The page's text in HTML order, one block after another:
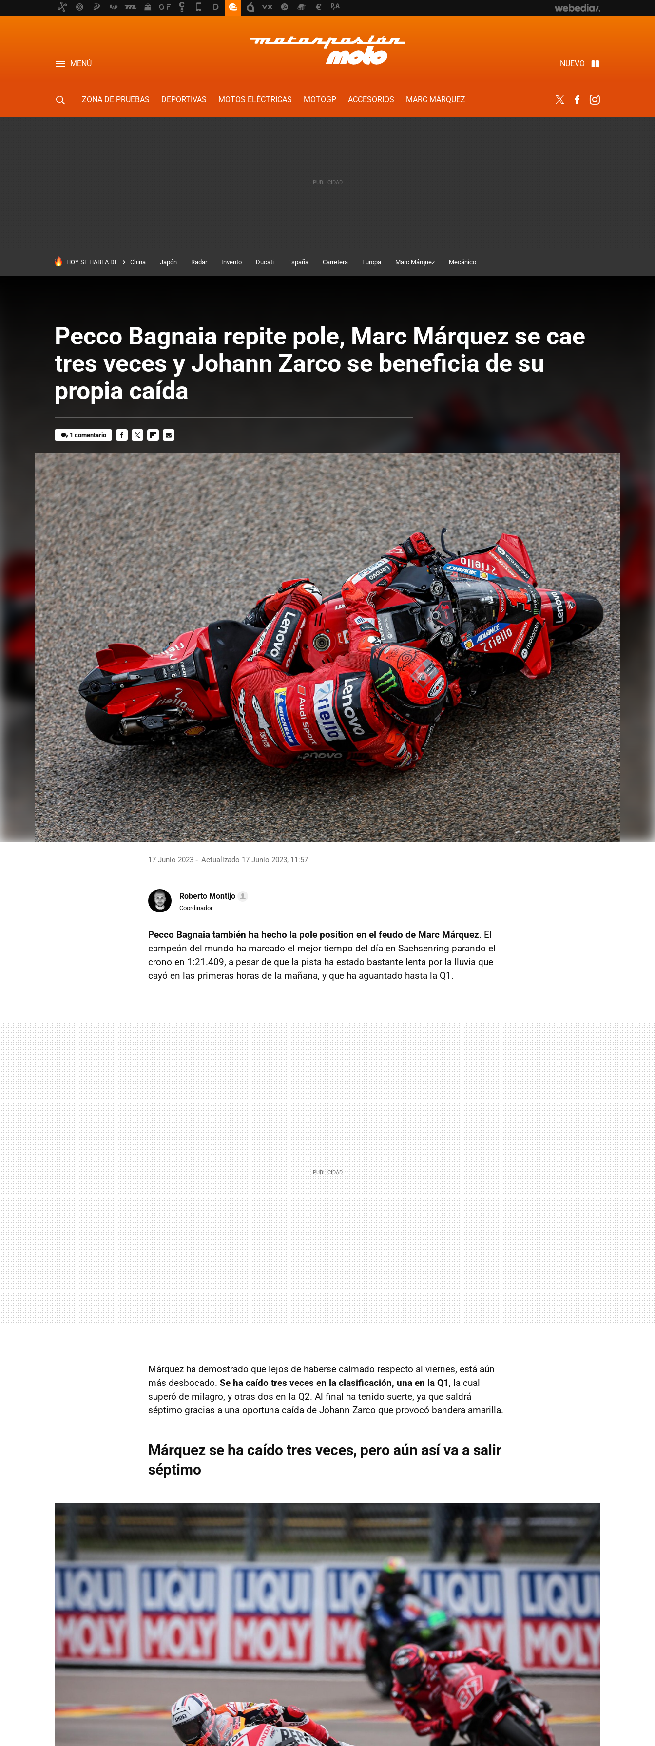
MENÚ NUEVO
ZONA DE PRUEBAS DEPORTIVAS MOTOS ELÉCTRICAS MOTOGP ACCESORIOS
MARC MÁRQUEZ
Twitter Facebook
HOY SE HABLA DE China Japón Radar Invento Ducati España Carretera Europa Marc Márquez Mecánico
Pecco Bagnaia repite pole, Marc Márquez se cae
tres veces y Johann Zarco se beneficia de su
propia caída
1 comentario
MAIL
17 Junio 2023 Actualizado 17 Junio 2023, 11:57
Roberto Montijo
Coordinador
Pecco Bagnaia también ha hecho la pole position en el feudo de Marc Márquez. El
campeón del mundo ha marcado el mejor tiempo del día en Sachsenring parando el
crono en 1:21.409, a pesar de que la pista ha estado bastante lenta por la lluvia que
cayó en las primeras horas de la mañana, y que ha aguantado hasta la Q1.
Márquez ha demostrado que lejos de haberse calmado respecto al viernes, está aún
más desbocado. Se ha caído tres veces en la clasificación, una en la Q1, la cual
superó de milagro, y otras dos en la Q2. Al final ha tenido suerte, ya que saldrá
séptimo gracias a una oportuna caída de Johann Zarco que provocó bandera amarilla.
Márquez se ha caído tres veces, pero aún así va a salir
séptimo